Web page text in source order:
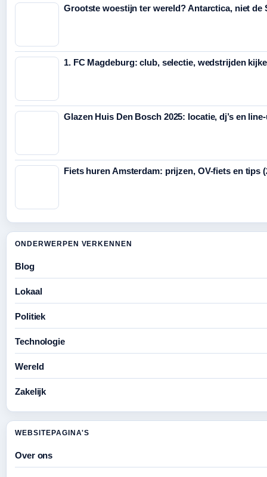
Grootste woestijn ter wereld? Antarctica, niet de
1. FC Magdeburg: club, selectie, wedstrijden
Glazen Huis Den Bosch 2025: locatie, dj’s en
Fiets huren Amsterdam: prijzen, OV-fiets en tips
ONDERWERPEN VERKENNEN
Blog
Lokaal
Politiek
Technologie
Wereld
Zakelijk
WEBSITEPAGINA'S
Over ons